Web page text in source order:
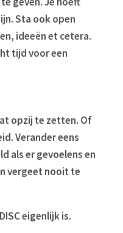
Sta ook open
ideeën et cetera.
tijd voor een
opzij te zetten. Of
Verander eens
als er gevoelens en
vergeet nooit te
eigenlijk is.